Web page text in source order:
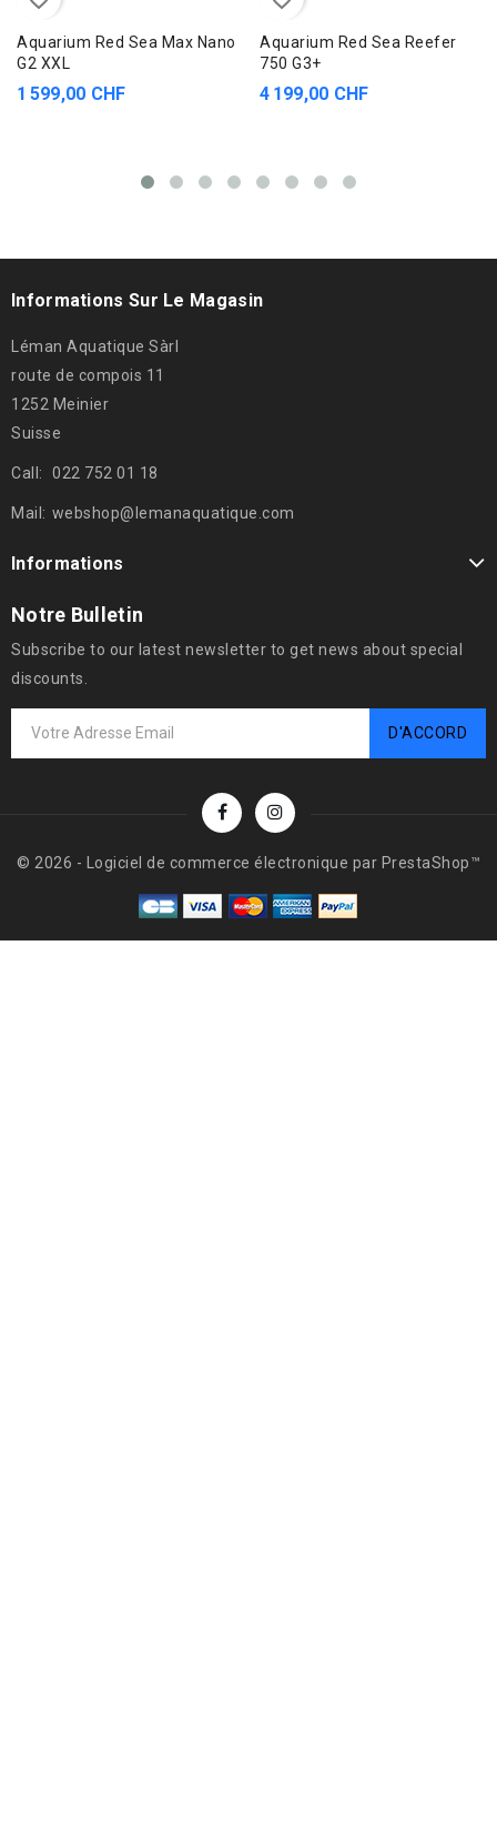
Aquarium Red Sea Max Nano
G2 XXL
1 599,00 CHF
Aquarium Red Sea Reefer
750 G3+
4 199,00 CHF
Informations Sur Le Magasin
Léman Aquatique Sàrl
route de compois 11
1252 Meinier
Suisse
Call: 022 752 01 18
Mail: webshop@lemanaquatique.com
Informations
Notre Bulletin
Subscribe to our latest newsletter to get news about special
discounts.
© 2026 - Logiciel de commerce électronique par PrestaShop™